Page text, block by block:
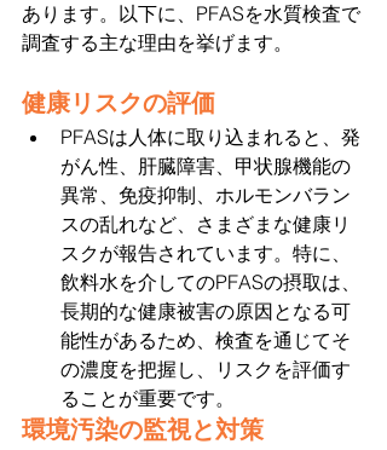
あります。以下に、PFASを水質検査で
調査する主な理由を挙げます。
健康リスクの評価
PFASは人体に取り込まれると、発
がん性、肝臓障害、甲状腺機能の
異常、免疫抑制、ホルモンバラン
スの乱れなど、さまざまな健康リ
スクが報告されています。特に、
飲料水を介してのPFASの摂取は、
長期的な健康被害の原因となる可
能性があるため、検査を通じてそ
の濃度を把握し、リスクを評価す
ることが重要です。
環境汚染の監視と対策